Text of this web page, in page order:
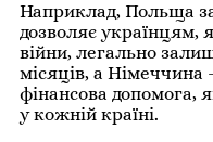
Наприклад, Польща
дозволяє українцям,
війни, легально
місяців, а Німеччина
фінансова допомога,
у кожній країні.